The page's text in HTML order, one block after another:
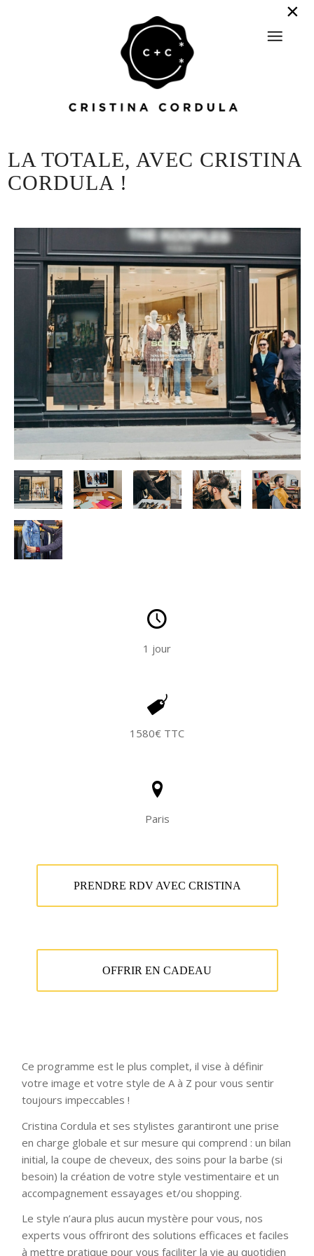
LA TOTALE, AVEC CRISTINA
CORDULA !
1 jour
1580€ TTC
Paris
PRENDRE RDV AVEC CRISTINA
OFFRIR EN CADEAU
Ce programme est le plus complet, il vise à définir
votre image et votre style de A à Z pour vous sentir
toujours impeccables !
Cristina Cordula et ses stylistes garantiront une prise
en charge globale et sur mesure qui comprend : un bilan
initial, la coupe de cheveux, des soins pour la barbe (si
besoin) la création de votre style vestimentaire et un
accompagnement essayages et/ou shopping.
Le style n’aura plus aucun mystère pour vous, nos
experts vous offriront des solutions efficaces et faciles
à mettre pratique pour vous faciliter la vie au quotidien